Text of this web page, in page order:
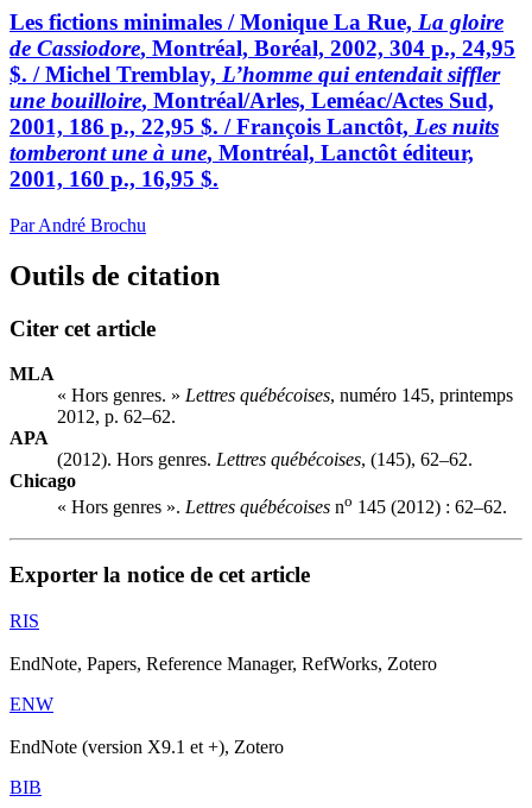
Les fictions minimales / Monique La Rue, La gloire
de Cassiodore, Montréal, Boréal, 2002, 304 p., 24,95
$. / Michel Tremblay, L’homme qui entendait siffler
une bouilloire, Montréal/Arles, Leméac/Actes Sud,
2001, 186 p., 22,95 $. / François Lanctôt, Les nuits
tomberont une à une, Montréal, Lanctôt éditeur,
2001, 160 p., 16,95 $.
Par André Brochu
Outils de citation
Citer cet article
MLA
« Hors genres. » Lettres québécoises, numéro 145, printemps
2012, p. 62–62.
APA
(2012). Hors genres. Lettres québécoises, (145), 62–62.
Chicago
« Hors genres ». Lettres québécoises no 145 (2012) : 62–62.
Exporter la notice de cet article
RIS
EndNote, Papers, Reference Manager, RefWorks, Zotero
ENW
EndNote (version X9.1 et +), Zotero
BIB